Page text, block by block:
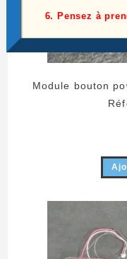
Module bouton
6. Pensez à